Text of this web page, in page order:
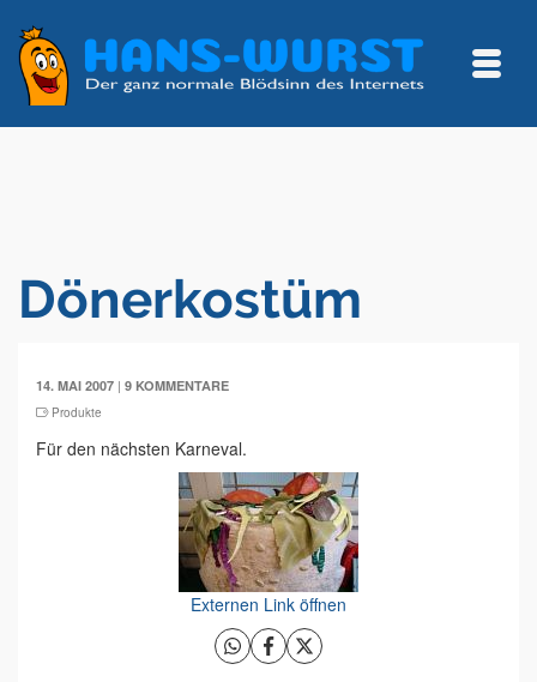
Dönerkostüm
14. MAI 2007 | 9 KOMMENTARE
Produkte
Für den nächsten Karneval.
Externen Link öffnen